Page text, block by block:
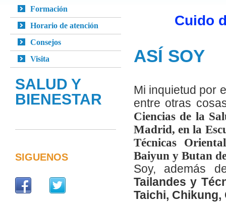
Formación
Horario de atención
Consejos
Visita
SALUD Y
BIENESTAR
SIGUENOS
Cuido
ASÍ SOY
Mi inquietud por
entre otras
Ciencias de la
Madrid, en la
Técnicas
Baiyun y Butan
Soy, además
Tailandes y
Taichi,